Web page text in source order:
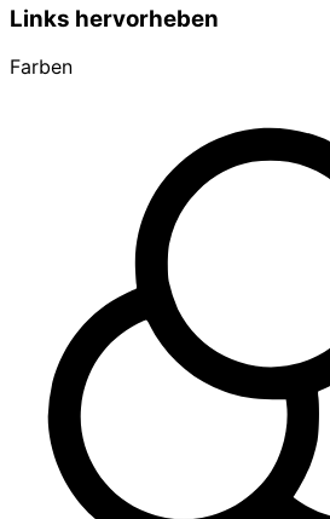
Links hervorheben
Farben